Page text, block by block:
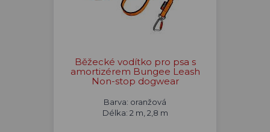
Běžecké vodítko pro psa s
amortizérem Bungee Leash
Non-stop dogwear
Barva: oranžová
Délka: 2 m, 2,8 m